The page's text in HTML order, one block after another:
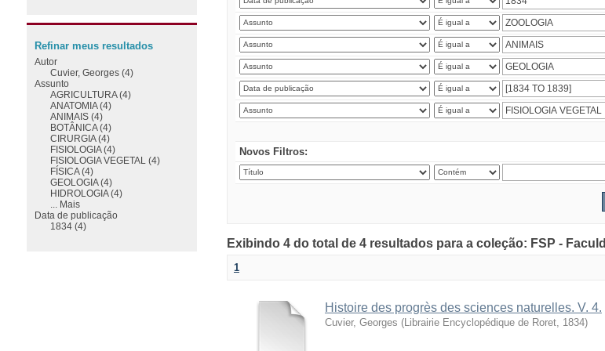
Novos Filtros:
Exibindo 4 do total de 4 resultados para a coleção: FSP -
1
Histoire des progrès des sciences naturelles. V. 4.
Cuvier, Georges (Librairie Encyclopédique de Roret, 1834)
Refinar meus resultados
Autor
Cuvier, Georges (4)
Assunto
AGRICULTURA (4)
ANATOMIA (4)
ANIMAIS (4)
BOTÂNICA (4)
CIRURGIA (4)
FISIOLOGIA (4)
FISIOLOGIA VEGETAL (4)
FÍSICA (4)
GEOLOGIA (4)
HIDROLOGIA (4)
... Mais
Data de publicação
1834 (4)